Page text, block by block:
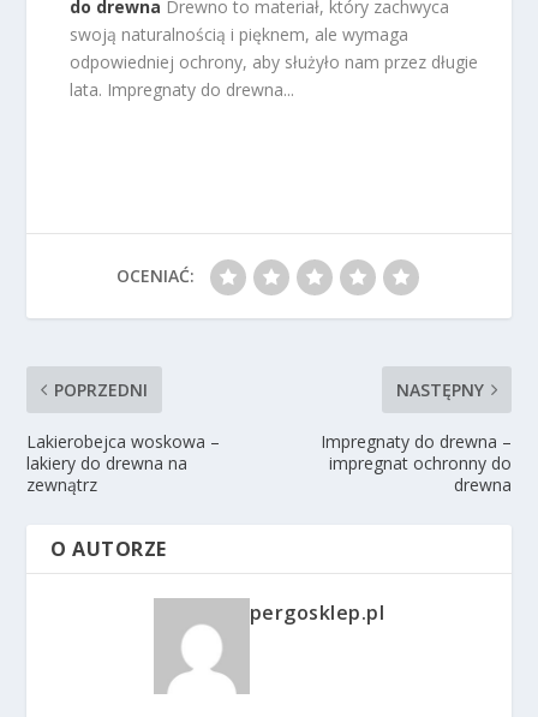
do drewna Drewno to materiał, który zachwyca
swoją naturalnością i pięknem, ale wymaga
odpowiedniej ochrony, aby służyło nam przez długie
lata. Impregnaty do drewna...
OCENIAĆ:
POPRZEDNI
Lakierobejca woskowa –
lakiery do drewna na
zewnątrz
NASTĘPNY
Impregnaty do drewna –
impregnat ochronny do
drewna
O AUTORZE
pergosklep.pl